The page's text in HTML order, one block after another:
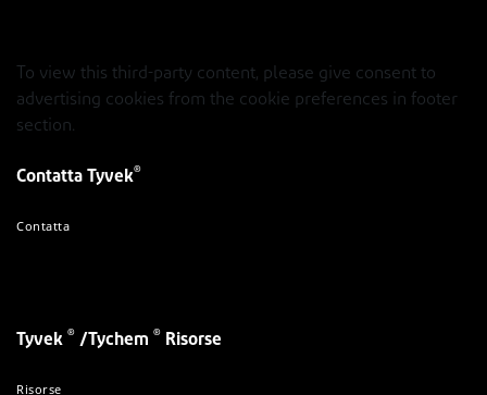
To view this third-party content, please give consent to
advertising cookies from the cookie preferences in footer
section.
Contatta Tyvek®
Contatta
Tyvek ® /Tychem ® Risorse
Risorse